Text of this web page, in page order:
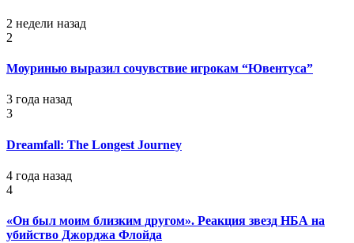
2 недели назад
2
Моуринью выразил сочувствие игрокам “Ювентуса”
3 года назад
3
Dreamfall: The Longest Journey
4 года назад
4
«Он был моим близким другом». Реакция звезд НБА на
убийство Джорджа Флойда